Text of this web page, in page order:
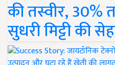
की तस्वीर,
सुधरी मिट्टी की